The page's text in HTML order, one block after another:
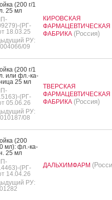
(200 г/1
25 мл
(РГ-
18.03.25
РУ:
09
КИРОВСКАЯ
ФАРМАЦЕВТИЧЕСКАЯ
ФАБРИКА (Россия)
(200 г/1
или фл.-ка­
25 мл
(РГ-
05.06.26
РУ:
08
ТВЕРСКАЯ
ФАРМАЦЕВТИЧЕСКАЯ
ФАБРИКА (Россия)
(200
мл): фл.-ка­
25 мл
(РГ-
14.04.26
РУ:
ДАЛЬХИМФАРМ